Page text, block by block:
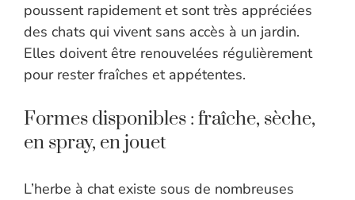
poussent rapidement et sont très appréciées
des chats qui vivent sans accès à un jardin.
Elles doivent être renouvelées régulièrement
pour rester fraîches et appétentes.
Formes disponibles : fraîche, sèche,
en spray, en jouet
L’herbe à chat existe sous de nombreuses